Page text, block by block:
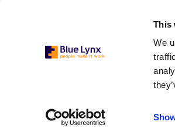
This
We